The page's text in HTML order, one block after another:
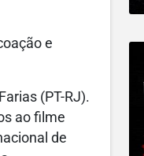
e
(PT-RJ).
ao filme
de